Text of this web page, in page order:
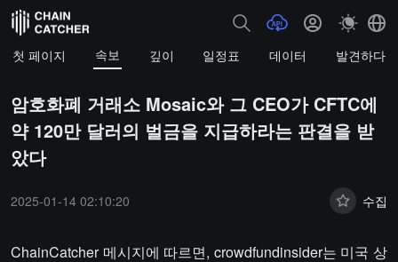
첫 페이지 속보 깊이 일정표 데이터 발견하다
암호화폐 거래소 Mosaic와 그 CEO가 CFTC에
약 120만 달러의 벌금을 지급하라는 판결을 받
았다
2025-01-14 02:10:20 수집
ChainCatcher 메시지에 따르면, crowdfundinsider는 미국 상